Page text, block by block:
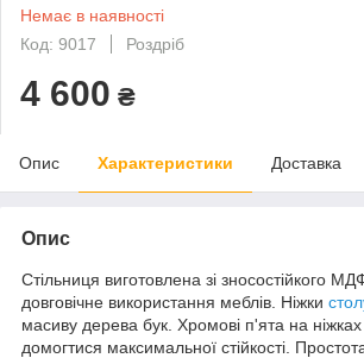
Немає в наявності
Код: 9017
Роздріб
4 600 ₴
Опис Характеристики Доставка
Опис
Стільниця виготовлена зі зносостійкого
довговічне використання меблів. Ніжки
масиву дерева бук. Хромові п'ята на
домогтися максимальної стійкості.